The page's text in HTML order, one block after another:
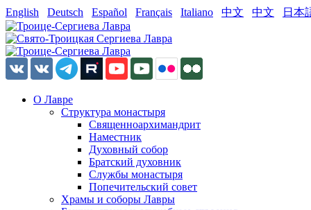
English Deutsch Español Français Italiano 中文 中文 日本
О Лавре
Структура монастыря
Священноархимандрит
Наместник
Духовный собор
Братский духовник
Службы монастыря
Попечительский совет
Храмы и соборы Лавры